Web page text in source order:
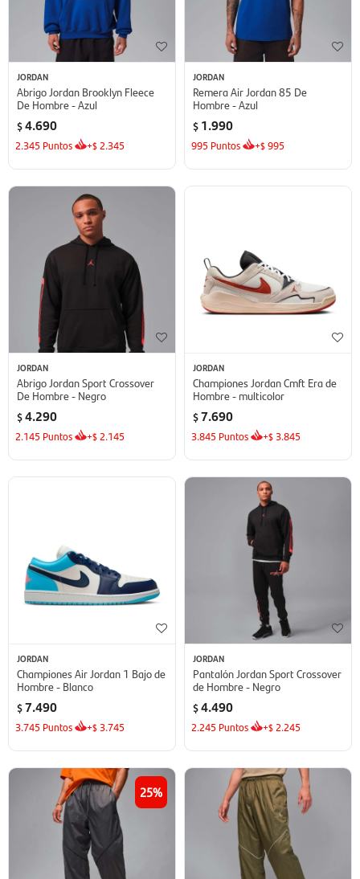
JORDAN
Abrigo Jordan Brooklyn Fleece
De Hombre - Azul
$4.690
2.345 Puntos +$ 2.345
JORDAN
Remera Air Jordan 85 De
Hombre - Azul
$ 1.990
995 Puntos +$995
JORDAN
Abrigo Jordan Sport Crossover
De Hombre - Negro
$4.290
2.145 Puntos +$ 2.145
JORDAN
Championes Jordan Cmft Era de
Hombre - multicolor
$7.690
3.845 Puntos +$ 3.845
JORDAN
Championes Air Jordan 1 Bajo de
Hombre - Blanco
$7.490
3.745 Puntos +$ 3.745
JORDAN
Pantalón Jordan Sport Crossover
de Hombre - Negro
$4.490
2.245 Puntos +$ 2.245
25